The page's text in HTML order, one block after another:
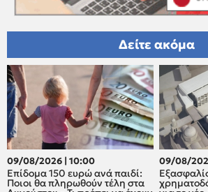
Δείτε ακόμα
09/08/2026 | 10:00
Επίδομα 150 ευρώ ανά παιδί:
Ποιοι θα πληρωθούν τέλη στα
09/08/